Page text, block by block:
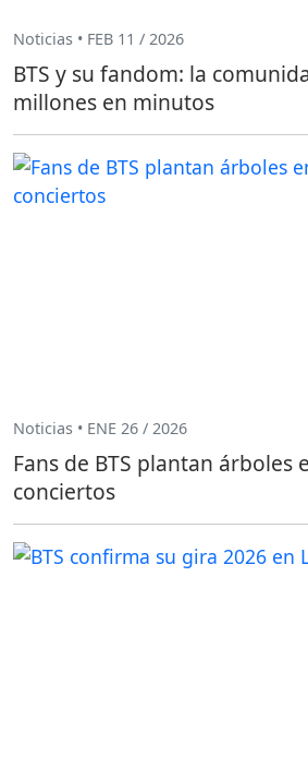
Noticias • FEB 11 / 2026
BTS y su fandom: la
millones en minutos
Noticias • ENE 26 / 2026
Fans de BTS plantan árboles
conciertos